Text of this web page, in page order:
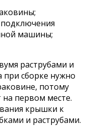
машины;
раструбами и
сборке нужно
потому
на первом месте.
крышки к
и раструбами.